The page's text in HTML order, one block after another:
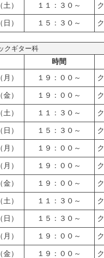
） １１：３０～
） １５：３０～
クギター科
時間
）
１９：００～
） １９：００～
） １１：３０～
） １５：３０～
） １９：００～
） １９：００～
） １９：００～
） １１：３０～
） １５：３０～
） １９：００～
） １９：００～